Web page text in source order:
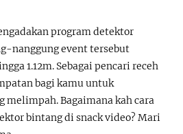
program detektor
nanggung event tersebut
1.12m. Sebagai pencari receh
bagi kamu untuk
melimpah. Bagaimana kah cara
bintang di snack video? Mari